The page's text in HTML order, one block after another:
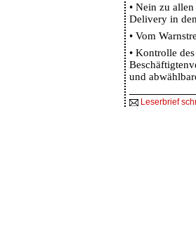
• Nein zu
Delivery in
• Vom
• Kontrolle
und
Leserbrief